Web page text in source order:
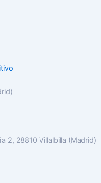
2, 28810 Villalbilla (Madrid)